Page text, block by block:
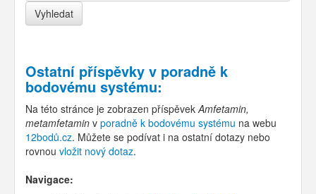
Ostatní příspěvky v poradně k
bodovému systému:
Na této stránce je zobrazen příspěvek Amfetamin,
metamfetamin v poradně k bodovému systému na webu
12bodů.cz. Můžete se podívat i na ostatní dotazy nebo
rovnou vložit nový dotaz.
Navigace: